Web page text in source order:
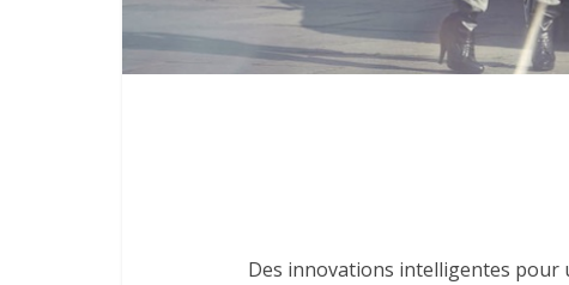
Des innovations intelligentes pour